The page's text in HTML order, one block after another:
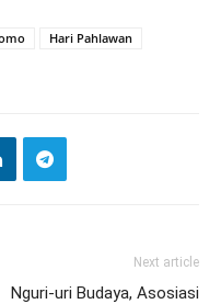
Hari Pahlawan
Next article
Nguri-uri Budaya, Asosiasi